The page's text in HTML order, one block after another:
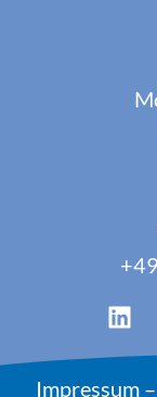
Impressum–